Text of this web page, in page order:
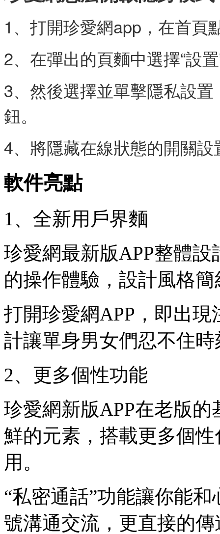
1、打開珍愛網app，在首頁
2、在彈出的頁麵中選擇“設
3、然後選擇並單擊隱私設
鈕。
4、將隱藏在線狀態的開關
軟件亮點
1、全新用戶界麵
珍愛網最新版APP整體
的操作體驗，設計風格
打開珍愛網APP，即出
計讓單身男女們忍不住
2、更多個性功能
珍愛網新版APP在老版
鮮的元素，搭載更多個
用。
“私密通話”功能讓你能
號溝通交流，更直接的